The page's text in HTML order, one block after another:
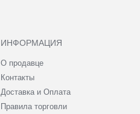
ИНФОРМАЦИЯ
О продавце
Контакты
Доставка и Оплата
Правила торговли